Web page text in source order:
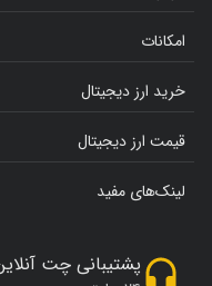
امکانات
خرید ارز دیجیتال
قیمت ارز دیجیتال
لینک‌های مفید
پشتیبانی چت